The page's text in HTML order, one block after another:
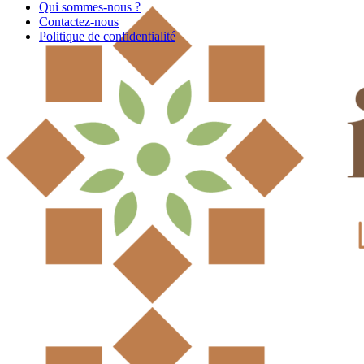
Qui sommes-nous ?
Contactez-nous
Politique de confidentialité